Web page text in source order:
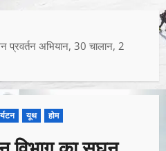
प्रवर्तन अभियान, 30 चालान, 2
यूथ होम